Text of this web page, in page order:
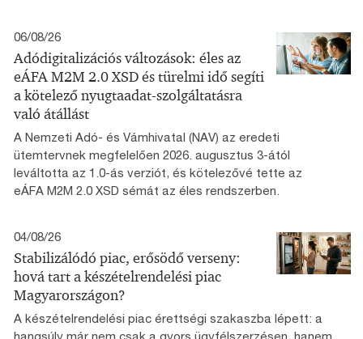
06/08/26
Adódigitalizációs változások: éles az
eÁFA M2M 2.0 XSD és türelmi idő segíti
a kötelező nyugtaadat-szolgáltatásra
való átállást
A Nemzeti Adó- és Vámhivatal (NAV) az eredeti
ütemtervnek megfelelően 2026. augusztus 3-ától
leváltotta az 1.0-ás verziót, és kötelezővé tette az
eÁFA M2M 2.0 XSD sémát az éles rendszerben.
04/08/26
Stabilizálódó piac, erősödő verseny:
hová tart a készételrendelési piac
Magyarországon?
A készételrendelési piac érettségi szakaszba lépett: a
hangsúly már nem csak a gyors ügyfélszerzésen, hanem